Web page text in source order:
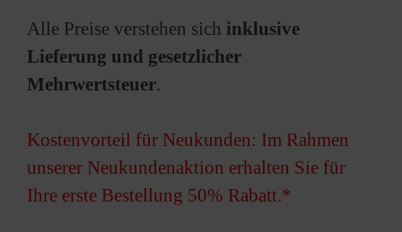
Alle Preise verstehen sich inklusive
Lieferung und gesetzlicher
Mehrwertsteuer.
Kostenvorteil für Neukunden: Im Rahmen
unserer Neukundenaktion erhalten Sie für
Ihre erste Bestellung 50% Rabatt.*